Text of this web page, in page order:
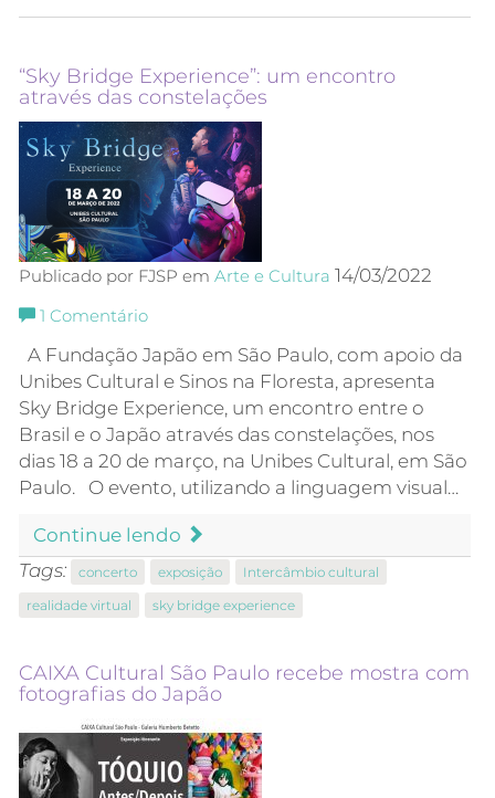
“Sky Bridge Experience”: um encontro
através das constelações
Publicado por FJSP em Arte e Cultura 14/03/2022
1 Comentário
A Fundação Japão em São Paulo, com apoio da
Unibes Cultural e Sinos na Floresta, apresenta
Sky Bridge Experience, um encontro entre o
Brasil e o Japão através das constelações, nos
dias 18 a 20 de março, na Unibes Cultural, em São
Paulo. O evento, utilizando a linguagem visual…
Continue lendo
Tags:
concerto exposição
Intercâmbio cultural
realidade virtual
sky bridge experience
CAIXA Cultural São Paulo recebe mostra com
fotografias do Japão